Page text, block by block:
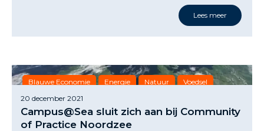
Lees meer
Blauwe Economie Energie Natuur
Voedsel
20 december 2021
Campus@Sea sluit zich aan bij Community
of Practice Noordzee